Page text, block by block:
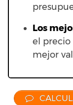
Los
el precio
mejor